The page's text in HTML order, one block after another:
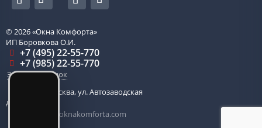
© 2026«Окна Комфорта»
ИП Боровкова О.И.
+7 (495) 22-55-770
+7 (985) 22-55-770
Заказать звонок
Москва,ул. Автозаводская
д. 14, оф. 203
centr-ofis@oknakomforta.com